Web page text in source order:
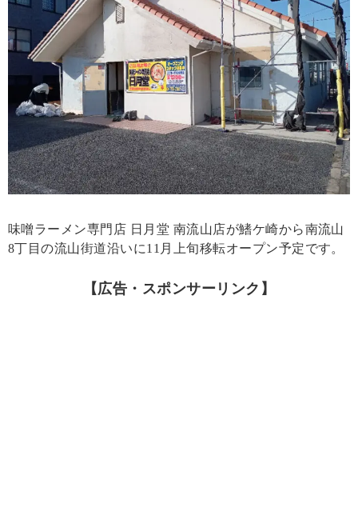
味噌ラーメン専門店 日月堂 南流山店が鰭ケ崎から南流山
8丁目の流山街道沿いに11月上旬移転オープン予定です。
【広告・スポンサーリンク】